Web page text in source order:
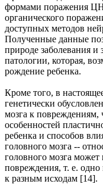
формами поражения
органического
доступных методов
Полученные данные
природе заболевания и
патологии, которая,
рождение ребенка.
Кроме того, в
генетически
мозга к повреждениям,
особенностей
ребенка и способов
головного мозга --
головного мозга может
повреждения, т. е.
к разным исходам [14].